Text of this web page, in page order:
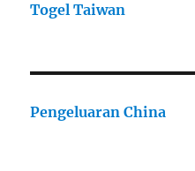
Togel Taiwan
Pengeluaran China